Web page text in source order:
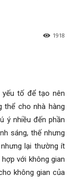
1918
yếu tố để tạo nên
thể cho nhà hàng
ý nhiều đến phần
sáng, thế nhưng
lại thường ít
với không gian
không gian của